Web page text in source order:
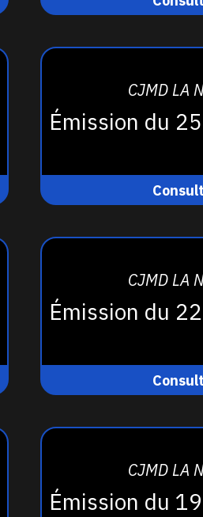
CJMD LA
Émission du
CJMD LA
Émission du
CJMD LA
Émission du